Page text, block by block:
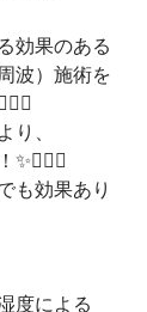
効果のある
波）施術を
り、
も効果あり
度による